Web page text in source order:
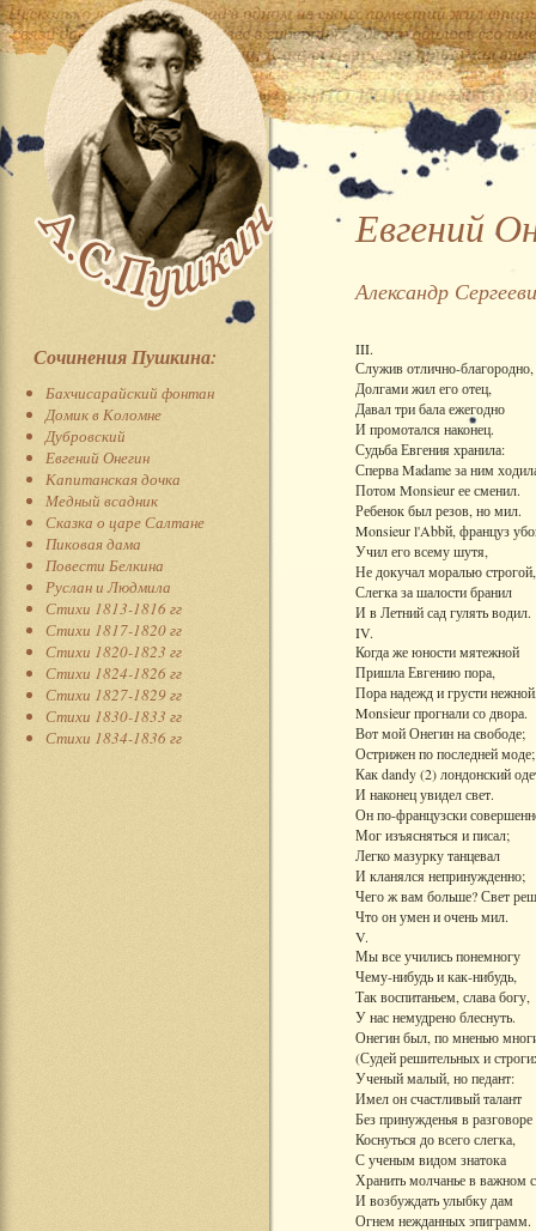
Сочинения Пушкина:
Бахчисарайский фонтан
Домик в Коломне
Дубровский
Евгений Онегин
Капитанская дочка
Медный всадник
Сказка о царе Салтане
Пиковая дама
Повести Белкина
Руслан и Людмила
Стихи 1813-1816 гг
Стихи 1817-1820 гг
Стихи 1820-1823 гг
Стихи 1824-1826 гг
Стихи 1827-1829 гг
Стихи 1830-1833 гг
Стихи 1834-1836 гг
Евгений
Александр
III.
Служив отлично-благородно,
Долгами жил его отец,
Давал три бала ежегодно
И промотался наконец.
Судьба Евгения хранила:
Сперва Madame за ним
Потом Monsieur ее сменил.
Ребенок был резов, но мил.
Monsieur l'Abbй, француз
Учил его всему шутя,
Не докучал моралью строгой,
Слегка за шалости бранил
И в Летний сад гулять водил.
IV.
Когда же юности мятежной
Пришла Евгению пора,
Пора надежд и грусти
Monsieur прогнали со двора.
Вот мой Онегин на свободе;
Острижен по последней моде;
Как dandy (2) лондонский
И наконец увидел свет.
Он по-французски
Мог изъясняться и писал;
Легко мазурку танцевал
И кланялся непринужденно;
Чего ж вам больше? Свет
Что он умен и очень мил.
V.
Мы все учились понемногу
Чему-нибудь и как-нибудь,
Так воспитаньем, слава богу,
У нас немудрено блеснуть.
Онегин был, по мненью
(Судей решительных и
Ученый малый, но педант:
Имел он счастливый талант
Без принужденья в разговоре
Коснуться до всего слегка,
С ученым видом знатока
Хранить молчанье в важном
И возбуждать улыбку дам
Огнем нежданных эпиграмм.